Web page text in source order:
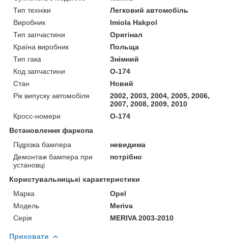
Тип техніки
Легковий автомобіль
Виробник
Imiola Hakpol
Тип запчастини
Оригінал
Країна виробник
Польща
Тип гака
Знімний
Код запчастини
O-174
Стан
Новий
Рік випуску автомобіля
2002, 2003, 2004, 2005, 2006,
2007, 2008, 2009, 2010
Кросс-номери
O-174
Встановлення фаркопа
Підрізка бампера
невидима
Демонтаж бампера при
установці
потрібно
Користувальницькі характеристики
Марка
Opel
Модель
Meriva
Серія
MERIVA 2003-2010
Приховати